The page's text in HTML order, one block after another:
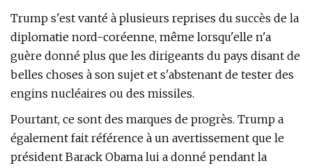
Trump s'est vanté à plusieurs reprises du succès de la
diplomatie nord-coréenne, même lorsqu'elle n'a
guère donné plus que les dirigeants du pays disant de
belles choses à son sujet et s'abstenant de tester des
engins nucléaires ou des missiles.
Pourtant, ce sont des marques de progrès. Trump a
également fait référence à un avertissement que le
président Barack Obama lui a donné pendant la